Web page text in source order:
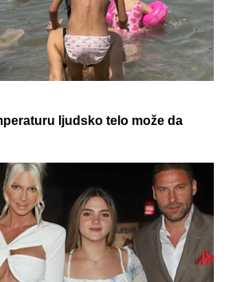
ljudsko telo može da